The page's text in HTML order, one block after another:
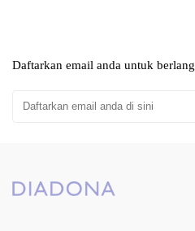
Daftarkan email anda untuk